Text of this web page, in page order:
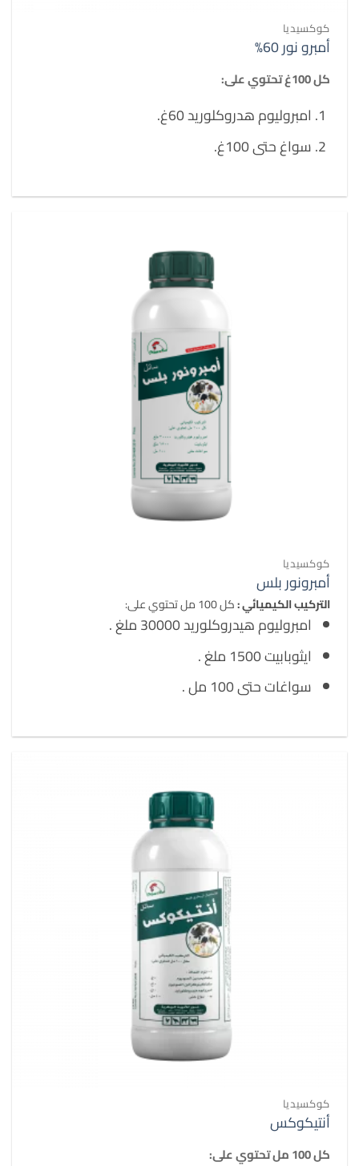
كوكسيديا
أمبرو نور 60%
كل 100غ تحتوي على:
امبروليوم هدروكلوريد 60غ.
سواغ حتى 100غ.
كوكسيديا
أمبرونور بلس
التركيب الكيميائي :كل 100 مل تحتوي على:
امبروليوم هيدروكلوريد 30000 ملغ .
ايثوبابيت 1500 ملغ .
سواغات حتى 100 مل .
كوكسيديا
أنتيكوكس
كل 100 مل تحتوي على: